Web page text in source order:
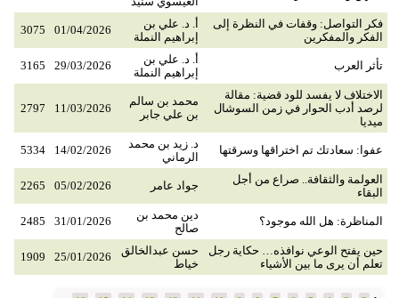
فكر التواصل: وقفات في النظرة إلى
الفكر والمفكرين
أ. د. علي بن
إبراهيم النملة
01/04/2026
3075
تأثر العرب
أ. د. علي بن
إبراهيم النملة
29/03/2026
3165
الاختلاف لا يفسد للود قضية: مقالة
لرصد أدب الحوار في زمن السوشال
ميديا
محمد بن سالم
بن علي جابر
11/03/2026
2797
عفوا: سعادتك تم اختراقها وسرقتها
د. زيد بن محمد
الرماني
14/02/2026
5334
العولمة والثقافة.. صراع من أجل
البقاء
جواد عامر 05/02/2026
2265
المناظرة: هل الله موجود؟
دين محمد بن
صالح
31/01/2026
2485
حين يفتح الوعي نوافذه… حكاية رجل
تعلم أن يرى ما بين الأشياء
حسن عبدالخالق
خياط
25/01/2026
1909